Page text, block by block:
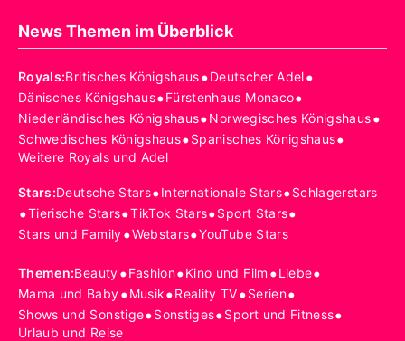
News Themen im Überblick
Royals:Britisches Königshaus•Deutscher Adel•
Dänisches Königshaus•Fürstenhaus Monaco•
Niederländisches Königshaus•Norwegisches Königshaus•
Schwedisches Königshaus•Spanisches Königshaus•
Weitere Royals und Adel
Stars:Deutsche Stars•Internationale Stars•Schlagerstars
•Tierische Stars•TikTok Stars•Sport Stars•
Stars und Family•Webstars•YouTube Stars
Themen:Beauty•Fashion•Kino und Film •Liebe•
Mama und Baby•Musik•Reality TV•Serien•
Shows und Sonstige•Sonstiges•Sport und Fitness•
Urlaub und Reise